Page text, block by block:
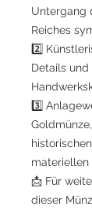
Untergang
Reiches
2️⃣
Details
3️⃣
materiellen
📩 Für
dieser